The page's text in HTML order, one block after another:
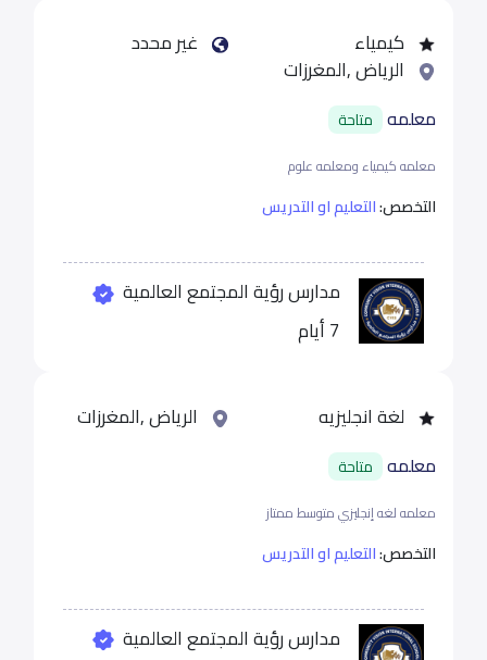
كيمياء غير محدد
الرياض ,المغرزات
معلمه متاحة
معلمه كيمياء ومعلمه علوم
التخصص:التعليم او التدريس
مدارس رؤية المجتمع العالمية
7 أيام
لغة انجليزيه الرياض ,المغرزات
معلمه متاحة
معلمه لغه إنجليزي متوسط ممتاز
التخصص:التعليم او التدريس
مدارس رؤية المجتمع العالمية